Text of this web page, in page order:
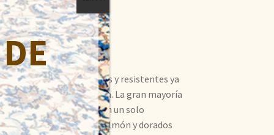
Pakistán. Son muy fuertes y resistentes ya
tacto es similar a la seda. La gran mayoría
estas alfombras, tienen un solo
beige, rojos, rosas, salmón y dorados